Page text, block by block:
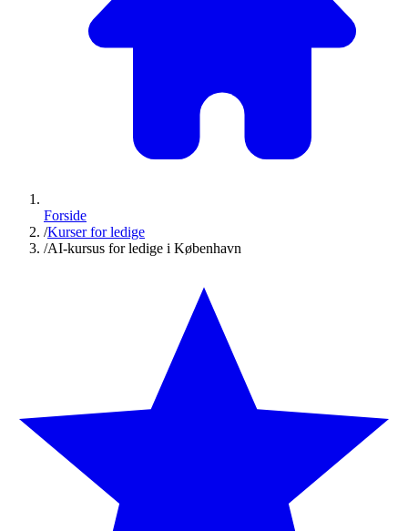
Forside
/Kurser for ledige
/AI-kursus for ledige i København